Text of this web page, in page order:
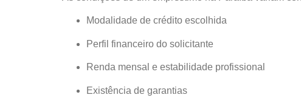
Modalidade de crédito escolhida
Perfil financeiro do solicitante
Renda mensal e estabilidade profissional
Existência de garantias